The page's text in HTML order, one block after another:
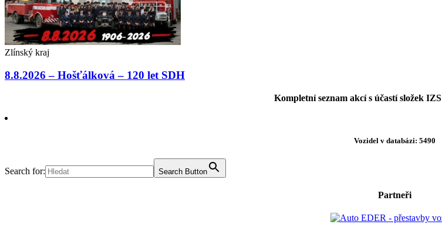
Zlínský kraj
8.8.2026 – Hošťálková – 120 let SDH
Kompletní seznam akcí s účastí složek IZS
Vozidel v databázi: 5490
Search for: Search Button
Partneři